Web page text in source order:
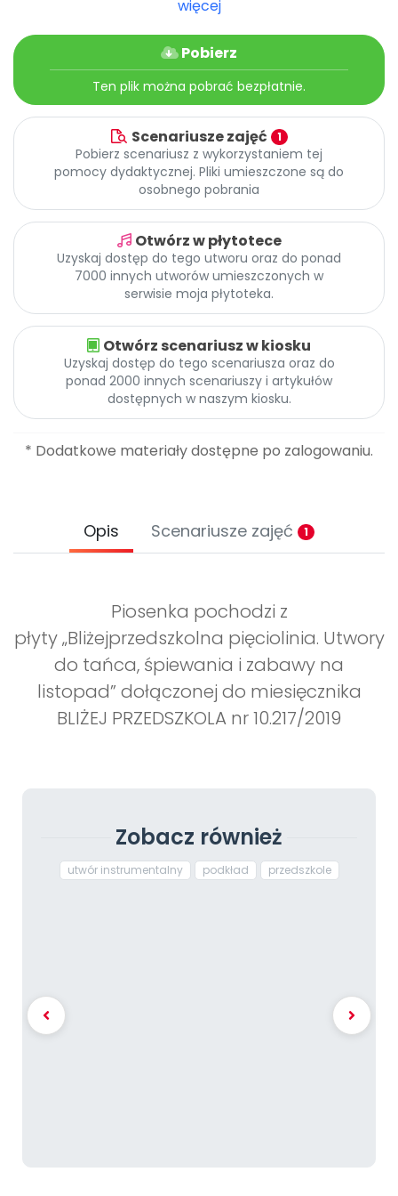
Archiwalne numerywięcej
Pobierz
Ten plik można pobrać bezpłatnie.
Scenariusze zajęć 1
Pobierz scenariusz z wykorzystaniem tej
pomocy dydaktycznej. Pliki umieszczone są do
osobnego pobrania
Otwórz w płytotece
Uzyskaj dostęp do tego utworu oraz do ponad
7000 innych utworów umieszczonych w
serwisie moja płytoteka.
Otwórz scenariusz w kiosku
Uzyskaj dostęp do tego scenariusza oraz do
ponad 2000 innych scenariuszy i artykułów
dostępnych w naszym kiosku.
* Dodatkowe materiały dostępne po zalogowaniu.
Opis Scenariusze zajęć 1
Piosenka pochodzi z
płyty „Bliżejprzedszkolna pięciolinia. Utwory
do tańca, śpiewania i zabawy na
listopad” dołączonej do miesięcznika
BLIŻEJ PRZEDSZKOLA nr 10.217/2019
Zobacz również
utwór instrumentalny podkład przedszkole